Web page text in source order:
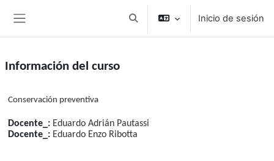
Conmutar entrada de búsqueda
Inicio de sesión
Información del curso
Conservación preventiva
Docente_: Eduardo Adrián Pautassi
Docente_: Eduardo Enzo Ribotta